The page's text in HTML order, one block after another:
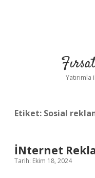
Etiket: Sosial
İNternet
Tarih: Ekim 18, 2024